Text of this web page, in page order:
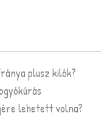
plusz kilók?
lehetett volna?